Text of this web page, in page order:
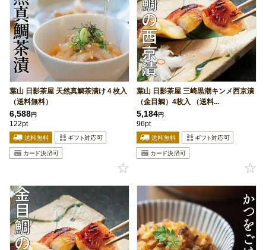
葉山 日影茶屋 天然真鯛茶漬け４枚入
（送料無料）
6,588円
122pt
葉山 日影茶屋 三崎黒潮キンメ西京漬
（金目鯛）4枚入 （送料...
5,184円
96pt